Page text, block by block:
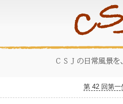
第 42 回第一